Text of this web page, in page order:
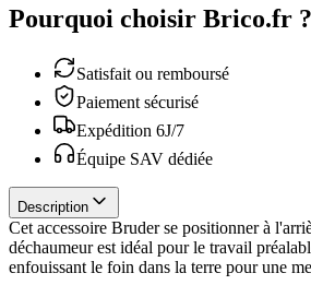
Pourquoi choisir Brico.fr ?
Satisfait ou remboursé
Paiement sécurisé
Expédition 6J/7
Équipe SAV dédiée
Description
Cet accessoire Bruder se positionner à
déchaumeur est idéal pour le travail
enfouissant le foin dans la terre pour une